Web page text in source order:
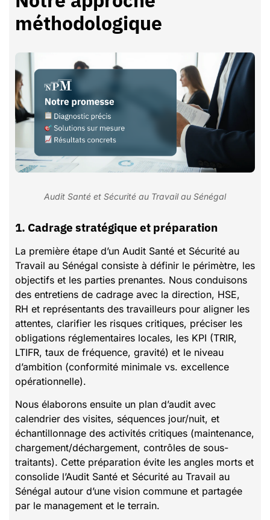
méthodologique
Audit Santé et Sécurité au Travail au Sénégal
1. Cadrage stratégique et préparation
La première étape d’un Audit Santé et Sécurité au
Travail au Sénégal consiste à définir le périmètre, les
objectifs et les parties prenantes. Nous conduisons
des entretiens de cadrage avec la direction, HSE,
RH et représentants des travailleurs pour aligner les
attentes, clarifier les risques critiques, préciser les
obligations réglementaires locales, les KPI (TRIR,
LTIFR, taux de fréquence, gravité) et le niveau
d’ambition (conformité minimale vs. excellence
opérationnelle).
Nous élaborons ensuite un plan d’audit avec
calendrier des visites, séquences jour/nuit, et
échantillonnage des activités critiques (maintenance,
chargement/déchargement, contrôles de sous-
traitants). Cette préparation évite les angles morts et
consolide l’Audit Santé et Sécurité au Travail au
Sénégal autour d’une vision commune et partagée
par le management et le terrain.